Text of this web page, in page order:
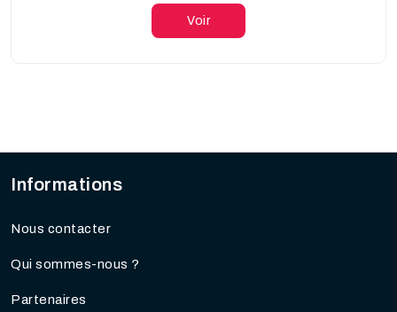
Voir
Informations
Nous contacter
Qui sommes-nous ?
Partenaires